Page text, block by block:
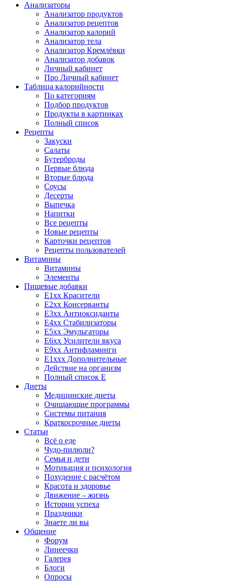
Анализаторы
Анализатор продуктов
Анализатор рецептов
Анализатор калорий
Анализатор тела
Анализатор Кремлёвки
Анализатор добавок
Личный кабинет
Про Личный кабинет
Таблица калорийности
По категориям
Подбор продуктов
Продукты в картинках
Полный список
Рецепты
Закуски
Салаты
Бутерброды
Первые блюда
Вторые блюда
Соусы
Десерты
Выпечка
Напитки
Все рецепты
Новые рецепты
Карточки рецептов
Рецепты пользователей
Витамины
Витамины
Элементы
Пищевые добавки
E1xx Красители
E2xx Консерванты
E3xx Антиоксиданты
E4xx Стабилизаторы
E5xx Эмульгаторы
E6xx Усилители вкуса
E9xx Антифламинги
E1xxx Дополнительные
Действие на организм
Полный список E
Диеты
Медицинские диеты
Очищающие программы
Системы питания
Краткосрочные диеты
Статьи
Всё о еде
Чудо-пилюли?
Семья и дети
Мотивация и психология
Похудение с расчётом
Красота и здоровье
Движение – жизнь
Истории успеха
Праздники
Знаете ли вы
Общение
Форум
Линеечки
Галерея
Блоги
Опросы